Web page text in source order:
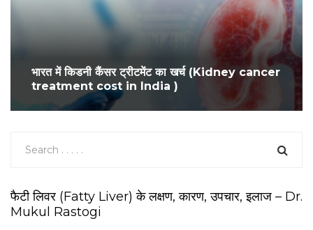
भारत में किडनी कैंसर ट्रीटमेंट का खर्च (Kidney cancer
treatment cost in India )
फैटी लिवर (Fatty Liver) के लक्षण, कारण, उपचार, इलाज – Dr.
Mukul Rastogi